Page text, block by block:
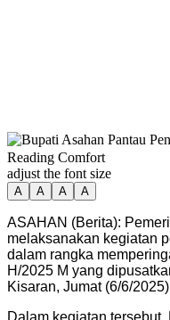
Reading Comfort
adjust the font size
A A A A
ASAHAN (Berita):
melaksanakan kegiatan
dalam rangka
H/2025 M yang
Kisaran, Jumat (6/6/
Dalam kegiatan tersebut,